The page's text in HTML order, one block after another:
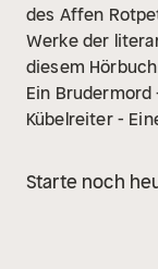
des Affen
Werke der
diesem
Ein Brudermord
Kübelreiter -
Starte noch